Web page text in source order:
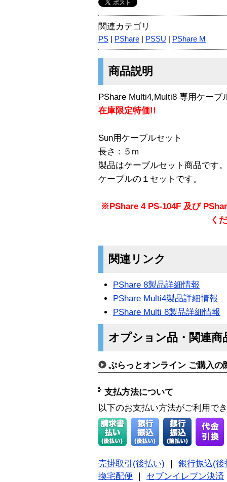
関連カテゴリ
PS PShare PSSU PShare M
商品説明
PShare Multi4,Multi8 専用ケーブ
在庫限定特価!!
Sun用ケーブルセット
長さ : ５m
製品はケーブルセット商品です
ケーブルの１セットです。
※PShare 4 PS-104F 及び
く
関連リンク
PShare 8製品詳細情報
PShare Multi4製品詳細情報
PShare Multi 8製品詳細情報
オプション品・関連商
ぷらっとオンライン ご購入の
支払方法について
以下のお支払い方法がご利用で
売掛取引(後払い)
銀行振込(後
換宅配便
セブンイレブン決済